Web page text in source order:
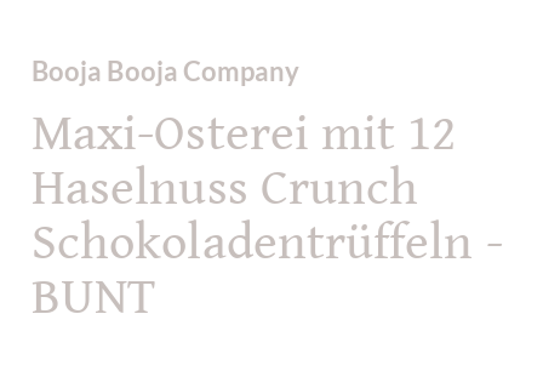
Booja Booja Company
Maxi-Osterei mit 12
Haselnuss Crunch
Schokoladentrüffeln -
BUNT